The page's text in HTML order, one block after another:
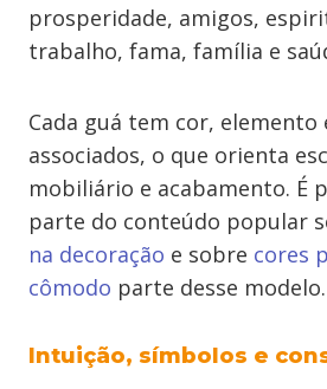
prosperidade, amigos,
trabalho, fama, família e
Cada guá tem cor, elemento
associados, o que orienta
mobiliário e acabamento. É
parte do conteúdo popular
na decoração e sobre cores
cômodo parte desse modelo.
Intuição, símbolos e